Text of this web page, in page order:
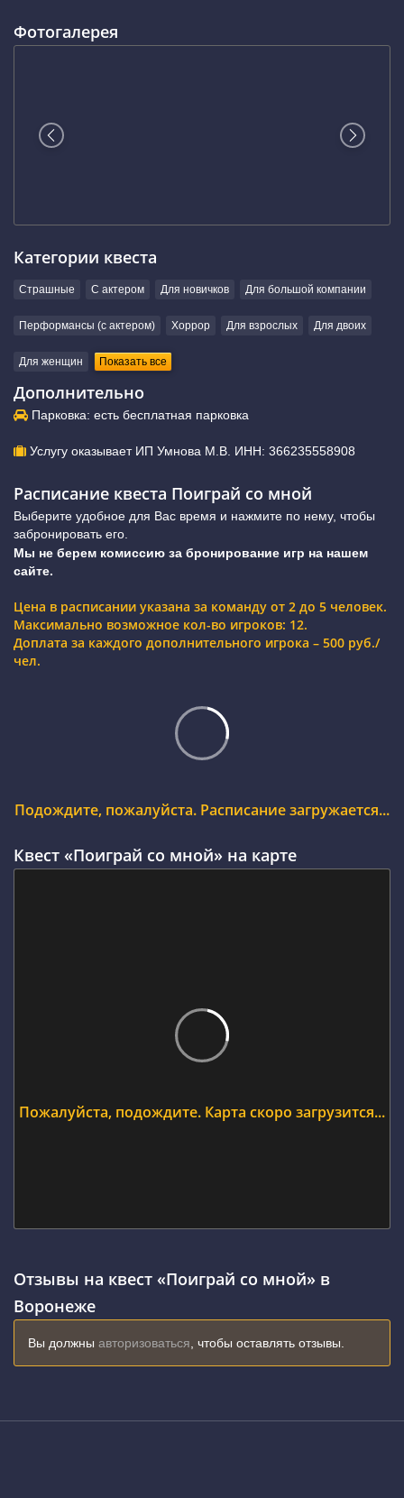
Фотогалерея
Категории квеста
Страшные С актером Для новичков Для большой компании
Перформансы (с актером) Хоррор Для взрослых Для двоих
Для женщин Показать все
Дополнительно
Парковка: есть бесплатная парковка
Услугу оказывает ИП Умнова М.В. ИНН: 366235558908
Расписание квеста Поиграй со мной
Выберите удобное для Вас время и нажмите по нему, чтобы
забронировать его.
Мы не берем комиссию за бронирование игр на нашем
сайте.
Цена в расписании указана за команду от 2 до 5 человек.
Максимально возможное кол-во игроков: 12.
Доплата за каждого дополнительного игрока – 500 руб./
чел.
Подождите, пожалуйста. Расписание загружается...
Квест «Поиграй со мной» на карте
Пожалуйста, подождите. Карта скоро загрузится...
Отзывы на квест «Поиграй со мной» в
Воронеже
Вы должны авторизоваться , чтобы оставлять отзывы.